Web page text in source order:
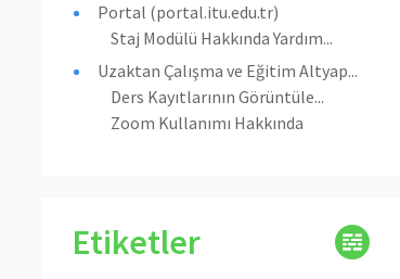
Portal (portal.itu.edu.tr)
Staj Modülü Hakkında Yardım...
Uzaktan Çalışma ve Eğitim Altyap...
Ders Kayıtlarının Görüntüle...
Zoom Kullanımı Hakkında
Etiketler